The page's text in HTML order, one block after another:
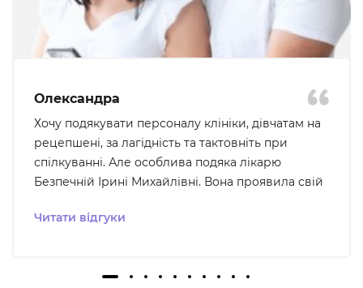
Олександра
Хочу подякувати персоналу клініки, дівчатам на
рецепшені, за лагідність та тактовніть при
спілкуванні. Але особлива подяка лікарю
Безпечній Ірині Михайлівні. Вона проявила свій
турбувало, ми були на звʼязку для подальшого
клініку хочеться і не страшно повертатися. Ще
Читати відгуки